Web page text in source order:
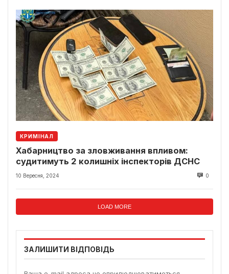
КРИМІНАЛ
Хабарництво за зловживання впливом:
судитимуть 2 колишніх інспекторів ДСНС
10 Вересня, 2024 0
LOAD MORE
ЗАЛИШИТИ ВІДПОВІДЬ